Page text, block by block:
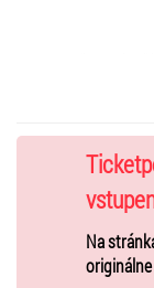
Hudba: Norbert
Scéna: Viktor
Kostýmy: Roman
Dramatizácia a
Na